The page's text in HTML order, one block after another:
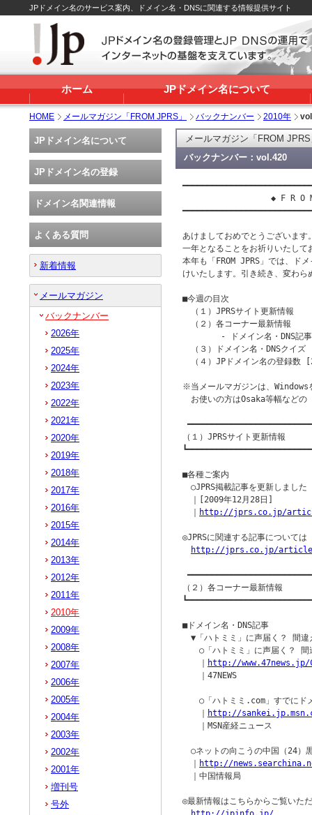
JPドメイン名のサービス案内、ドメイン名・DNSに関連する情報提供サイト
ホーム JPドメイン名について
HOME メールマガジン「FROM JPRS」 バックナンバー 2010年
メールマガジン「FROM
バックナンバー：vol.420
◆ F R O M　J P
あけましておめでとうございま
一年となることをお祈りいたして
本年も「FROM JPRS」では、ド
けいたします。引き続き、変わ
■今週の目次
（１）JPRSサイト更新情報
（２）各コーナー最新情報
- ドメイン名・DNS記事
（３）ドメイン名・DNSクイズ
（４）JPドメイン名の登録数
※当メールマガジンは、
お使いの方はOsaka等幅などの
（１）JPRSサイト更新情報
■各種ご案内
○JPRS掲載記事を更新しました
｜[2009年12月28日]
http://jprs.co.jp/
◎JPRSに関連する記事について
http://jprs.co.jp/
（２）各コーナー最新情報
■ドメイン名・DNS記事
▼「ハトミミ」に声届く？ 間違
○「ハトミミ」に声届く？ 間
http://www.47news.jp/
｜47NEWS
○「ハトミミ.com」すでにド
http://
｜MSN産経ニュース
○ネットの向こうの中国（24）
http://
｜中国情報局
◎最新情報はこちらからご覧いた
JPドメイン名について
JPドメイン名の登録
ドメイン名関連情報
よくある質問
新着情報
メールマガジン
バックナンバー
2026年
2025年
2024年
2023年
2022年
2021年
2020年
2019年
2018年
2017年
2016年
2015年
2014年
2013年
2012年
2011年
2010年
2009年
2008年
2007年
2006年
2005年
2004年
2003年
2002年
2001年
増刊号
号外